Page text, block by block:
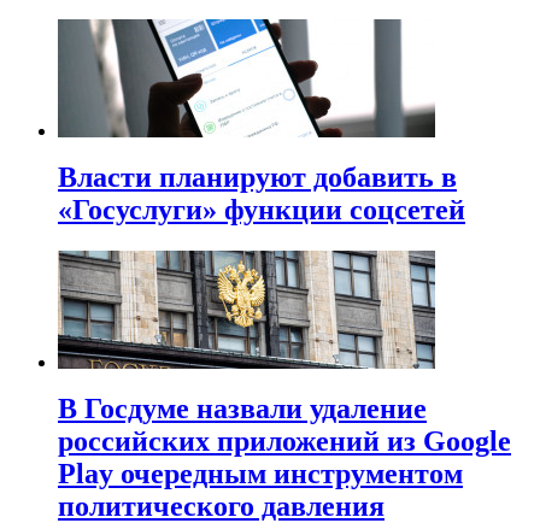
Власти планируют добавить в
«Госуслуги» функции соцсетей
В Госдуме назвали удаление
российских приложений из Google
Play очередным инструментом
политического давления